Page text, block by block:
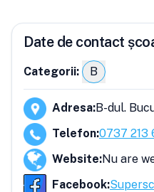
Date de contact
Categorii: B
Adresa:B-dul.
Telefon:0737 213
Website:Nu are
Facebook: